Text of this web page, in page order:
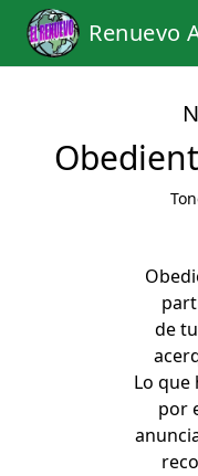
Renuevo
de
Lo que
por